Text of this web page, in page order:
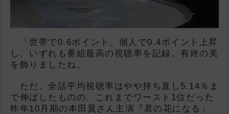
「世帯で0.6ポイント、個人で0.4ポイント上昇
し、いずれも番組最高の視聴率を記録。有終の美
を飾りましたね。
ただ、全話平均視聴率はやや持ち直し5.14％ま
で伸ばしたものの、これまでワースト1位だった
昨年10月期の本田翼さん主演『君の花になる』